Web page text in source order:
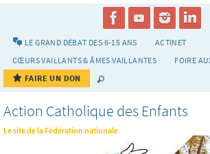
LE GRAND DÉBAT DES 6-15 ANS
ACTINET
CŒURS VAILLANTS & ÂMES VAILLANTES
FOIRE
FAIRE UN DON
Action Catholique des Enfants
Le site de la Fédération nationale